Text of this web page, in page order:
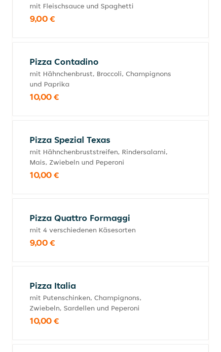
mit Fleischsauce und Spaghetti
9,00 €
Pizza Contadino
mit Hähnchenbrust, Broccoli, Champignons
und Paprika
10,00 €
Pizza Spezial Texas
mit Hähnchenbruststreifen, Rindersalami,
Mais, Zwiebeln und Peperoni
10,00 €
Pizza Quattro Formaggi
mit 4 verschiedenen Käsesorten
9,00 €
Pizza Italia
mit Putenschinken, Champignons,
Zwiebeln, Sardellen und Peperoni
10,00 €